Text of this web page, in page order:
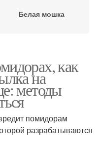
Белая мошка
как
на
методы
помидорам
разрабатываются